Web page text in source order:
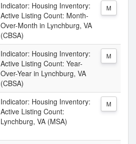
Indicator: Housing Inventory:
Active Listing Count: Month-
Over-Month in Lynchburg, VA
(CBSA)
M
Indicator: Housing Inventory:
Active Listing Count: Year-
Over-Year in Lynchburg, VA
(CBSA)
M
Indicator: Housing Inventory:
Active Listing Count:
Lynchburg, VA (MSA)
M